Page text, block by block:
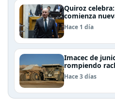
Quiroz
comienza
Hace 1 día
Imacec de
rompiendo
expectativas
Hace 3 días